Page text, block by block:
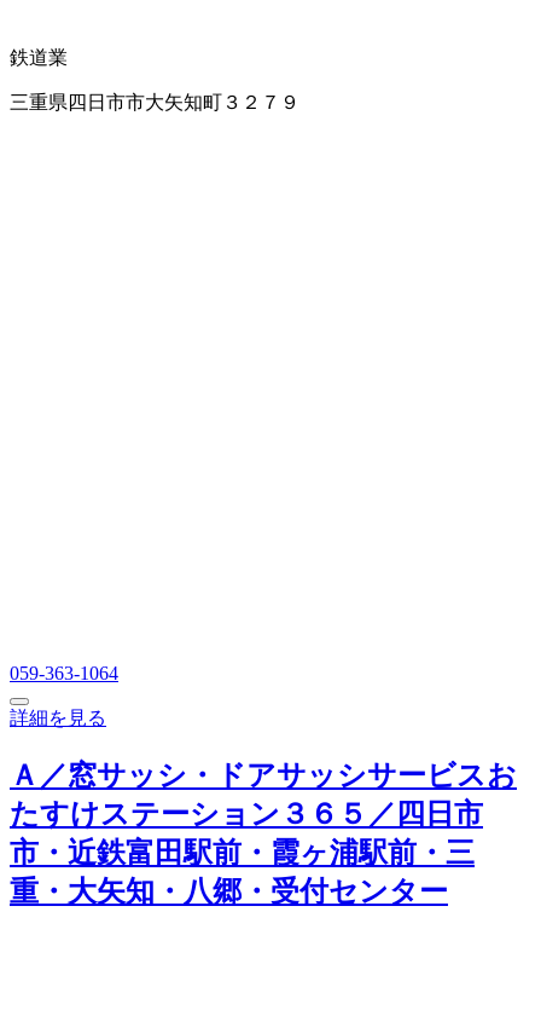
鉄道業
三重県四日市市大矢知町３２７９
059-363-1064
詳細を見る
Ａ／窓サッシ・ドアサッシサービスお
たすけステーション３６５／四日市
市・近鉄富田駅前・霞ヶ浦駅前・三
重・大矢知・八郷・受付センター